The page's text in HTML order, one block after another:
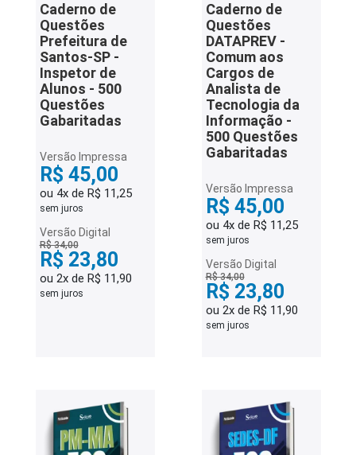
Caderno de
Questões
Prefeitura de
Santos-SP -
Inspetor de
Alunos - 500
Questões
Gabaritadas
Versão Impressa
R$ 45,00
ou 4x de R$ 11,25
sem juros
Versão Digital
R$ 34,00
R$ 23,80
ou 2x de R$ 11,90
sem juros
Caderno de
Questões
DATAPREV -
Comum aos
Cargos de
Analista de
Tecnologia da
Informação -
500 Questões
Gabaritadas
Versão Impressa
R$ 45,00
ou 4x de R$ 11,25
sem juros
Versão Digital
R$ 34,00
R$ 23,80
ou 2x de R$ 11,90
sem juros